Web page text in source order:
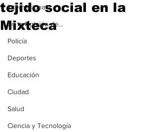
Internacional
En la Opinión de...
Policía
Deportes
Educación
Ciudad
Salud
Ciencia y Tecnología
tejido social en la
Mixteca